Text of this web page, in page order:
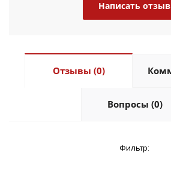
Написать отзыв
Отзывы (0)
Вопросы (0)
Фильтр: